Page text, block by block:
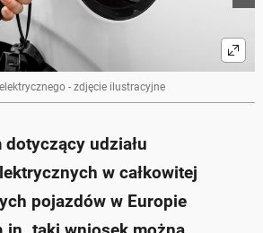
- zdjęcie ilustracyjne
udziału
w całkowitej
pojazdów w Europie